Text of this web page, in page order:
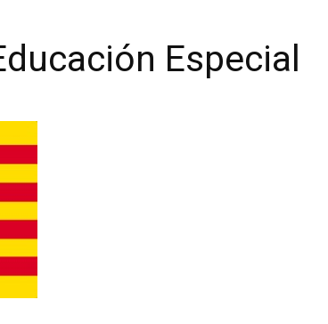
Especial